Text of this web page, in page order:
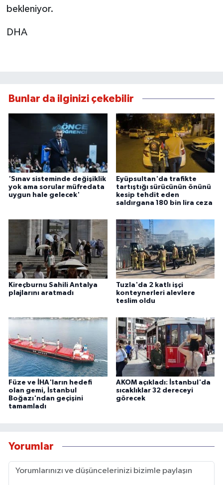
bekleniyor.
DHA
Bunlar da ilginizi çekebilir
'Sınav sisteminde değişiklik
yok ama sorular müfredata
uygun hale gelecek'
Eyüpsultan'da trafikte
tartıştığı sürücünün önünü
kesip tehdit eden
saldırgana 180 bin lira ceza
Kireçburnu Sahili Antalya
plajlarını aratmadı
Tuzla'da 2 katlı işçi
konteynerleri alevlere
teslim oldu
Füze ve İHA'ların hedefi
olan gemi, İstanbul
Boğazı'ndan geçişini
tamamladı
AKOM açıkladı: İstanbul'da
sıcaklıklar 32 dereceyi
görecek
Yorumlar